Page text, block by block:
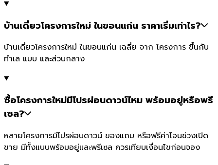
บ้านเดี่ยวโครงการใหม่ ในขอนแก่น ราคาเริ่มเท่าไร?
บ้านเดี่ยวโครงการใหม่ ในขอนแก่น เฉลี่ย จาก โครงการ ขึ้นกับ
ทำเล แบบ และส่วนกลาง
ซื้อโครงการใหม่มีโปรผ่อนดาวน์ไหม พร้อมอยู่หรือพรี
เซล?
หลายโครงการมีโปรผ่อนดาวน์ ของแถม หรือฟรีค่าโอนช่วงเปิด
ขาย มีทั้งแบบพร้อมอยู่และพรีเซล ควรเทียบเงื่อนไขก่อนจอง